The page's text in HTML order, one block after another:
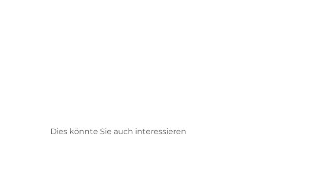
Dies könnte Sie auch interessieren